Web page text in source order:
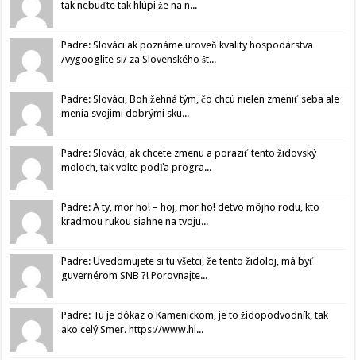
tak nebuďte tak hlúpi že na n...
Padre: Slováci ak poznáme úroveň kvality hospodárstva
/vygooglite si/ za Slovenského št...
Padre: Slováci, Boh žehná tým, čo chcú nielen zmeniť seba ale
menia svojimi dobrými sku...
Padre: Slováci, ak chcete zmenu a poraziť tento židovský
moloch, tak volte podľa progra...
Padre: A ty, mor ho! – hoj, mor ho! detvo môjho rodu, kto
kradmou rukou siahne na tvoju...
Padre: Uvedomujete si tu všetci, že tento židoloj, má byť
guvernérom SNB ?! Porovnajte...
Padre: Tu je dôkaz o Kamenickom, je to židopodvodník, tak
ako celý Smer. https://www.hl...